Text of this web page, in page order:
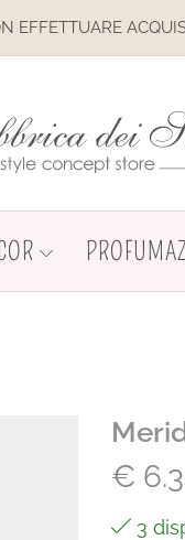
ACQUISTI. LE
€
3